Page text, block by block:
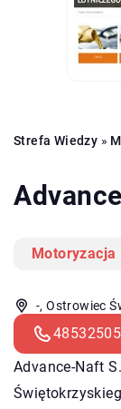
Strefa Wiedzy »
Motoryzacja
-, Ostrowiec
Advance-Naft